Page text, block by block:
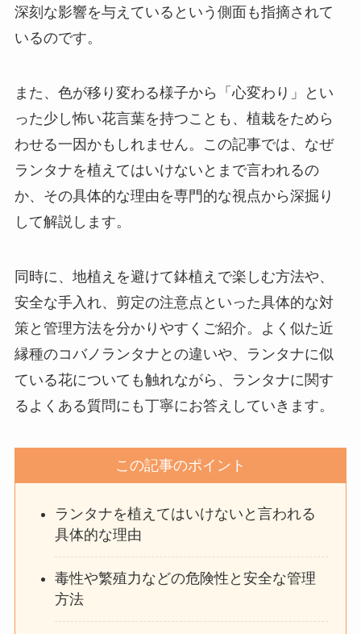
深刻な影響を与えているという側面も指摘されて
いるのです。
また、色が移り変わる様子から「心変わり」とい
った少し怖い花言葉を持つことも、植栽をためら
わせる一因かもしれません。この記事では、なぜ
ランタナを植えてはいけないとまで言われるの
か、その具体的な理由を専門的な視点から深掘り
して解説します。
同時に、地植えを避けて鉢植えで楽しむ方法や、
安全な手入れ、剪定の注意点といった具体的な対
策と管理方法を分かりやすくご紹介。よく似た近
縁種のコバノランタナとの違いや、ランタナに似
ている花についても触れながら、ランタナに関す
るよくある質問にも丁寧にお答えしていきます。
この記事のポイント
ランタナを植えてはいけないと言われる
具体的な理由
毒性や繁殖力などの危険性と安全な管理
方法